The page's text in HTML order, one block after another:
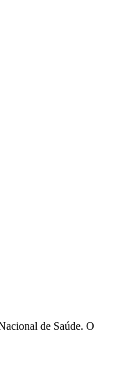
de Saúde. O